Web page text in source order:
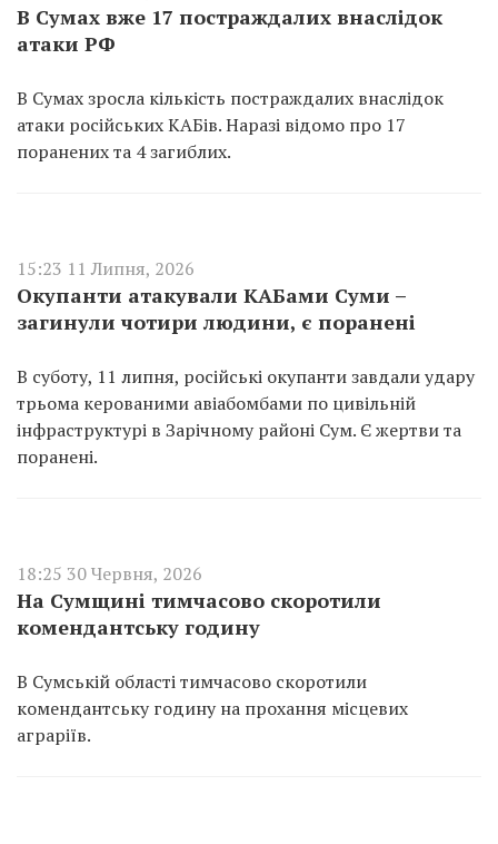
В Сумах вже 17 постраждалих внаслідок
атаки РФ
В Сумах зросла кількість постраждалих внаслідок
атаки російських КАБів. Наразі відомо про 17
поранених та 4 загиблих.
15:23 11 Липня, 2026
Окупанти атакували КАБами Суми –
загинули чотири людини, є поранені
В суботу, 11 липня, російські окупанти завдали удару
трьома керованими авіабомбами по цивільній
інфраструктурі в Зарічному районі Сум. Є жертви та
поранені.
18:25 30 Червня, 2026
На Сумщині тимчасово скоротили
комендантську годину
В Сумській області тимчасово скоротили
комендантську годину на прохання місцевих
аграріїв.